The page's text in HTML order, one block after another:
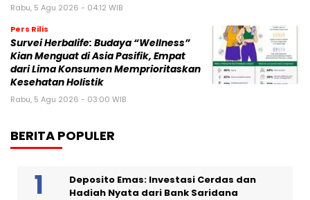
Rabu, 5 Agu 2026 - 04:12 WIB
Pers Rilis
Survei Herbalife: Budaya “Wellness”
Kian Menguat di Asia Pasifik, Empat
dari Lima Konsumen Memprioritaskan
Kesehatan Holistik
Rabu, 5 Agu 2026 - 03:00 WIB
BERITA POPULER
Deposito Emas: Investasi Cerdas dan
Hadiah Nyata dari Bank Saridana